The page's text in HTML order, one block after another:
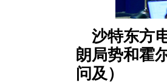
沙特东方
朗局势和霍
问及）